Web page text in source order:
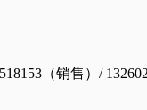
（销售）/